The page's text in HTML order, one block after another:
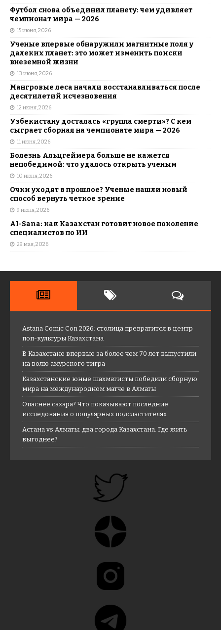
Футбол снова объединил планету: чем удивляет
чемпионат мира — 2026
15 июня, 2026
Ученые впервые обнаружили магнитные поля у
далеких планет: это может изменить поиски
внеземной жизни
13 июня, 2026
Мангровые леса начали восстанавливаться после
десятилетий исчезновения
12 июня, 2026
Узбекистану досталась «группа смерти»? С кем
сыграет сборная на чемпионате мира — 2026
11 июня, 2026
Болезнь Альцгеймера больше не кажется
непобедимой: что удалось открыть ученым
10 июня, 2026
Очки уходят в прошлое? Ученые нашли новый
способ вернуть четкое зрение
9 июня, 2026
AI-Sana: как Казахстан готовит новое поколение
специалистов по ИИ
29 мая, 2026
Astana Comic Con 2026: столица превратится в центр
поп-культуры Казахстана
В Казахстане впервые за более чем 70 лет выпустили
на волю амурского тигра
Казахстанские юные шахматисты победили сборную
мира на международном матче в Алматы
Опаснее сахара? Что показывают последние
исследования о популярных подсластителях
Астана vs Алматы: два города Казахстана. Где жить
выгоднее?